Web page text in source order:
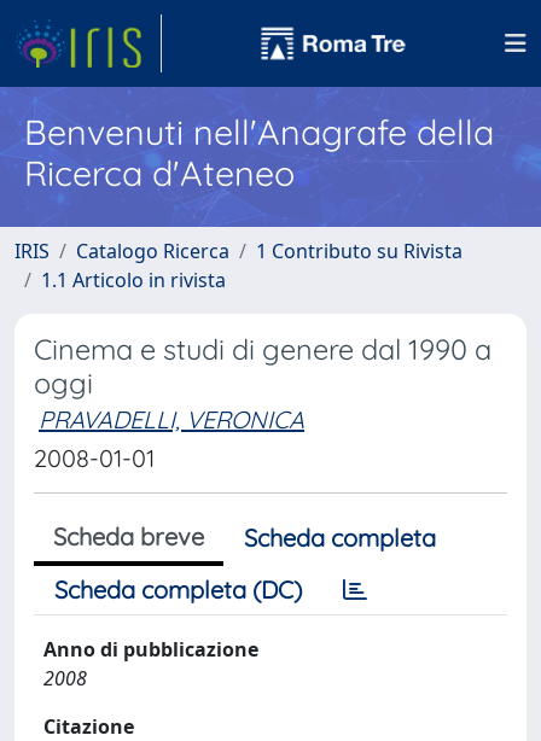
Benvenuti nell'Anagrafe della
Ricerca d'Ateneo
IRIS Catalogo Ricerca
1 Contributo su Rivista
1.1 Articolo in rivista
Cinema e studi di genere dal 1990 a
oggi
PRAVADELLI, VERONICA
2008-01-01
Scheda breve
Scheda completa
Scheda completa (DC)
Anno di pubblicazione
2008
Citazione